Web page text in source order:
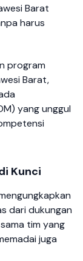
Barat
harus
program
Barat,
yang unggul
Kunci
dari dukungan
tim yang
juga